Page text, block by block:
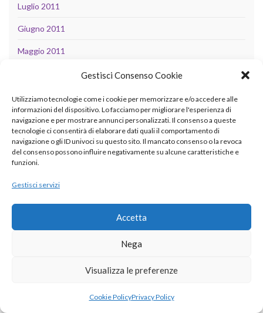
Gestisci Consenso Cookie
Utilizziamo tecnologie come i cookie per memorizzare e/o accedere alle
informazioni del dispositivo. Lo facciamo per migliorare l'esperienza di
navigazione e per mostrare annunci personalizzati. Il consenso a queste
tecnologie ci consentirà di elaborare dati quali il comportamento di
navigazione o gli ID univoci su questo sito. Il mancato consenso o la revoca
del consenso possono influire negativamente su alcune caratteristiche e
funzioni.
Gestisci servizi
Accetta
Nega
Visualizza le preferenze
Cookie PolicyPrivacy Policy
Luglio 2011
Giugno 2011
Maggio 2011
Marzo 2011
Febbraio 2011
Gennaio 2011
Dicembre 2010
Novembre 2010
CATEGORIE